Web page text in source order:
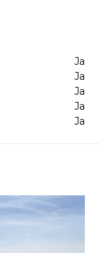
Ja
Ja
Ja
Ja
Ja